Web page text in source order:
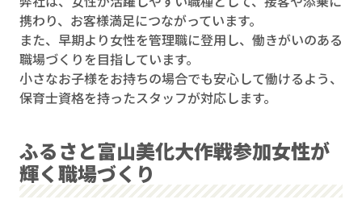
携わり、お客様満足につながっています。
また、早期より女性を管理職に登用し、働きがいのある
職場づくりを目指しています。
小さなお子様をお持ちの場合でも安心して働けるよう、
保育士資格を持ったスタッフが対応します。
ふるさと富山美化大作戦参加女性が
輝く職場づくり